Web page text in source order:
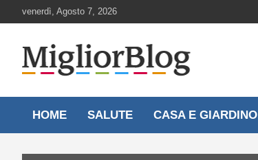
to
venerdì, Agosto 7, 2026
MigliorBlog.it
HOME SALUTE CASA E GIARDINO